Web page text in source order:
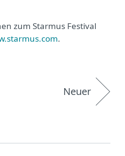
zum Starmus Festival
.
Neuer